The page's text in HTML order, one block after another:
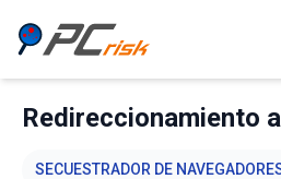
Redireccionamiento
SECUESTRADOR DE